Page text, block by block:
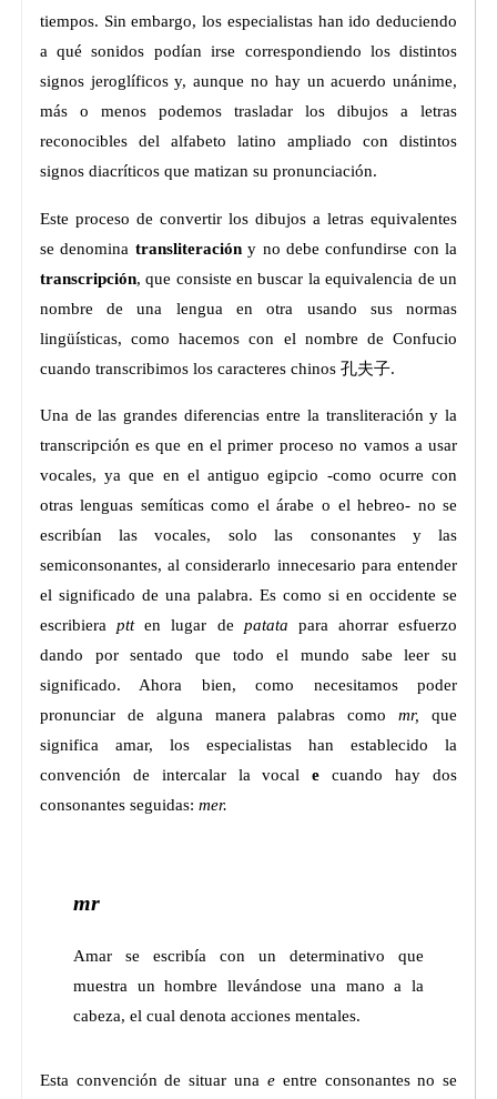
tiempos. Sin embargo, los especialistas han ido deduciendo
a qué sonidos podían irse correspondiendo los distintos
signos jeroglíficos y, aunque no hay un acuerdo unánime,
más o menos podemos trasladar los dibujos a letras
reconocibles del alfabeto latino ampliado con distintos
signos diacríticos que matizan su pronunciación.
Este proceso de convertir los dibujos a letras equivalentes
se denomina transliteracióny no debe confundirse con la
transcripción, que consiste en buscar la equivalencia de un
nombre de una lengua en otra usando sus normas
lingüísticas, como hacemos con el nombre de Confucio
cuando transcribimos los caracteres chinos 孔夫子.
Una de las grandes diferencias entre la transliteración y la
transcripción es que en el primer proceso no vamos a usar
vocales, ya que en el antiguo egipcio -como ocurre con
otras lenguas semíticas como el árabe o el hebreo- no se
escribían las vocales, solo las consonantes y las
semiconsonantes, al considerarlo innecesario para entender
el significado de una palabra. Es como si en occidente se
escribiera ptten lugar de patata para ahorrar esfuerzo
dando por sentado que todo el mundo sabe leer su
significado. Ahora bien, como necesitamos poder
pronunciar de alguna manera palabras comomr,
que
significa amar, los especialistas han establecido la
convención de intercalar la vocale cuando hay dos
consonantes seguidas: mer.
mr
Amar se escribía con un determinativo que
muestra un hombre llevándose una mano a la
cabeza, el cual denota acciones mentales.
Esta convención de situar una eentre consonantes no se